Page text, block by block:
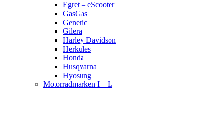
Egret – eScooter
GasGas
Generic
Gilera
Harley Davidson
Herkules
Honda
Husqvarna
Hyosung
Motorradmarken I – L